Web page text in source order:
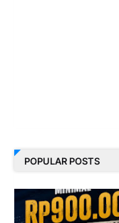
POPULAR POSTS